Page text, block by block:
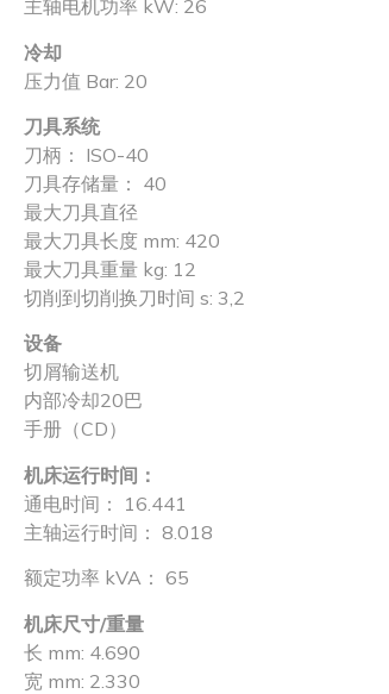
主轴电机功率 kW: 26
冷却
压力值 Bar: 20
刀具系统
刀柄： ISO-40
刀具存储量： 40
最大刀具直径
最大刀具长度 mm: 420
最大刀具重量 kg: 12
切削到切削换刀时间 s: 3,2
设备
切屑输送机
内部冷却20巴
手册（CD）
机床运行时间：
通电时间： 16.441
主轴运行时间： 8.018
额定功率 kVA： 65
机床尺寸/重量
长 mm: 4.690
宽 mm: 2.330